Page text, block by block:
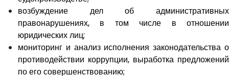
возбуждение дел об административных
правонарушениях, в том числе в отношении
юридических лиц;
мониторинг и анализ исполнения законодательства о
противодействии коррупции, выработка предложений
по его совершенствованию;